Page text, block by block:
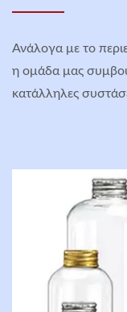
Ανάλογα με το
η ομάδα μας
κατάλληλες